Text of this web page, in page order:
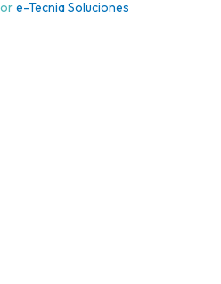
e-Tecnia Soluciones